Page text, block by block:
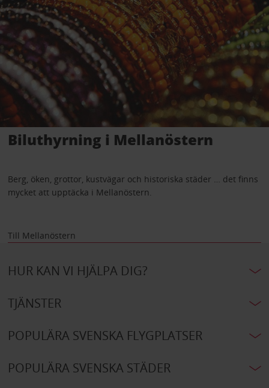
Biluthyrning i Mellanöstern
Berg, öken, grottor, kustvägar och historiska städer … det finns
mycket att upptäcka i Mellanöstern.
Till Mellanöstern
HUR KAN VI HJÄLPA DIG?
TJÄNSTER
POPULÄRA SVENSKA FLYGPLATSER
POPULÄRA SVENSKA STÄDER